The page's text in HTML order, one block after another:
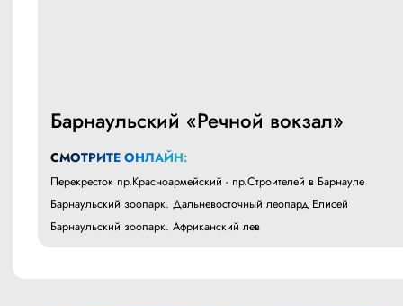
Барнаульский «Речной вокзал»
СМОТРИТЕ ОНЛАЙН:
Перекресток пр.Красноармейский - пр.Строителей в Барнауле
Барнаульский зоопарк. Дальневосточный леопард Елисей
Барнаульский зоопарк. Африканский лев